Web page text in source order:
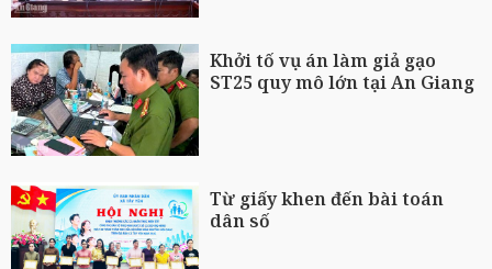
Khởi tố vụ án làm giả gạo
ST25 quy mô lớn tại An Giang
Từ giấy khen đến bài toán
dân số